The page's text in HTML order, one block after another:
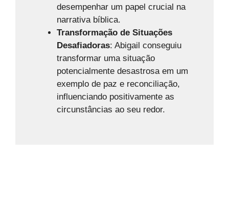
desempenhar um papel crucial na
narrativa bíblica.
Transformação de Situações
Desafiadoras: Abigail conseguiu
transformar uma situação
potencialmente desastrosa em um
exemplo de paz e reconciliação,
influenciando positivamente as
circunstâncias ao seu redor.